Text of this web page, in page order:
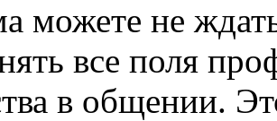
можете не
все поля
в общении.